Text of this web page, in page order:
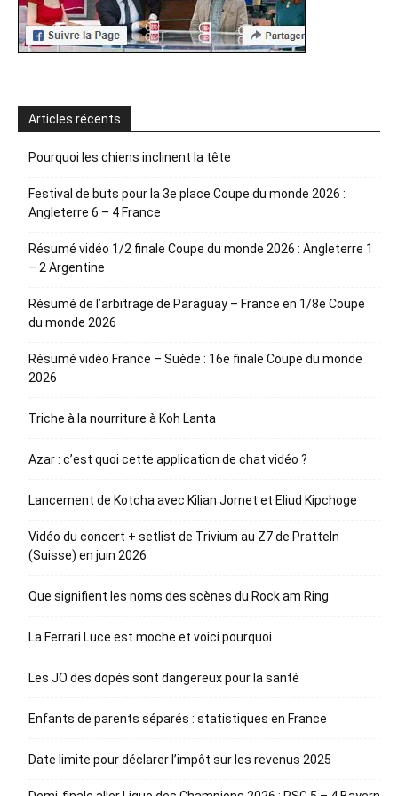
Articles récents
Pourquoi les chiens inclinent la tête
Festival de buts pour la 3e place Coupe du monde 2026 :
Angleterre 6 – 4 France
Résumé vidéo 1/2 finale Coupe du monde 2026 : Angleterre 1
– 2 Argentine
Résumé de l’arbitrage de Paraguay – France en 1/8e Coupe
du monde 2026
Résumé vidéo France – Suède : 16e finale Coupe du monde
2026
Triche à la nourriture à Koh Lanta
Azar : c’est quoi cette application de chat vidéo ?
Lancement de Kotcha avec Kilian Jornet et Eliud Kipchoge
Vidéo du concert + setlist de Trivium au Z7 de Pratteln
(Suisse) en juin 2026
Que signifient les noms des scènes du Rock am Ring
La Ferrari Luce est moche et voici pourquoi
Les JO des dopés sont dangereux pour la santé
Enfants de parents séparés : statistiques en France
Date limite pour déclarer l’impôt sur les revenus 2025